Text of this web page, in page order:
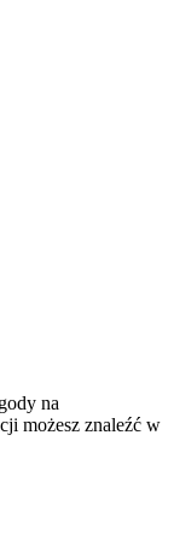
na
możesz znaleźć w